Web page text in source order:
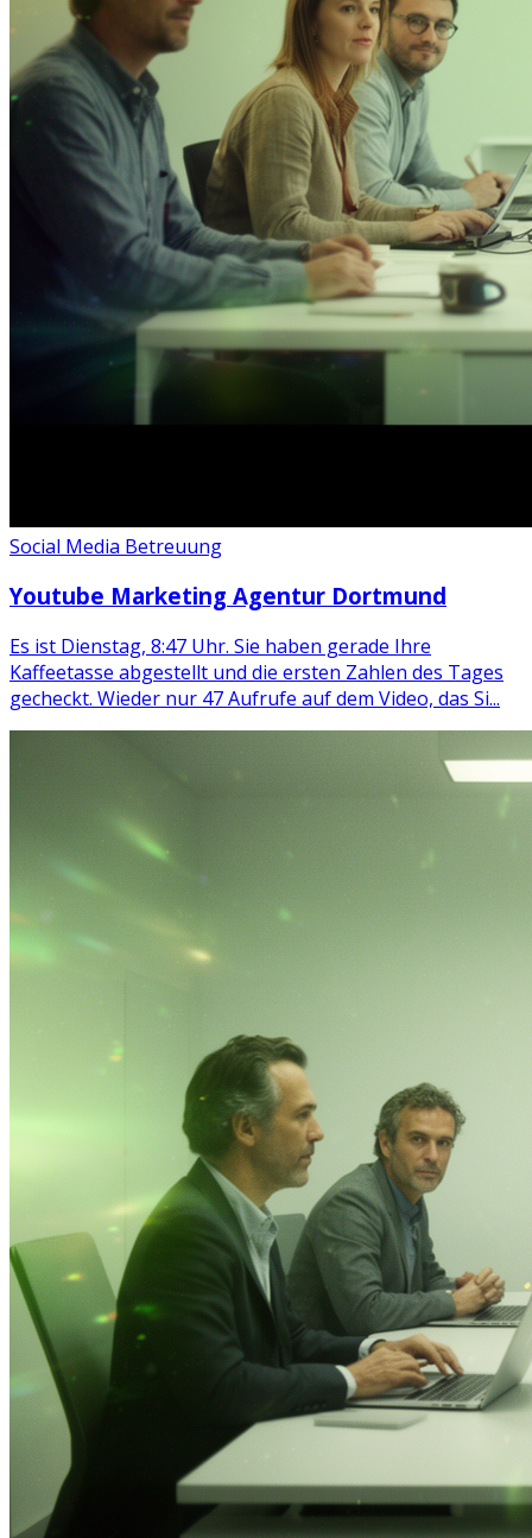
Social Media Betreuung
Youtube Marketing Agentur Dortmund
Es ist Dienstag, 8:47 Uhr. Sie haben gerade Ihre
Kaffeetasse abgestellt und die ersten Zahlen des Tages
gecheckt. Wieder nur 47 Aufrufe auf dem Video, das Si...